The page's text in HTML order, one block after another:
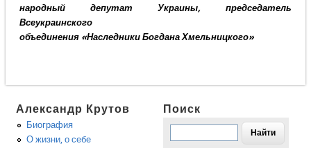
народный депутат Украины, председатель
Всеукраинского
объединения «Наследники Богдана Хмельницкого»
Александр Крутов
Биография
О жизни, о себе
Поиск